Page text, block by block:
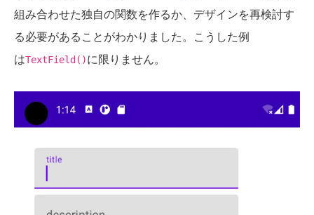
組み合わせた独自の関数を作るか、デザインを再検討す
る必要があることがわかりました。こうした例
はTextField()に限りません。